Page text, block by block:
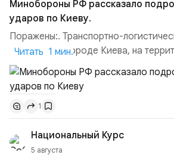
Минобороны РФ рассказало
ударов по Киеву.
Поражены:. Транспортно-
Чайка» в пригороде Киева, на
осуществлялось хранение, сборка а
прилегающего полевого аэродром
дальнобойных БПЛА ВСУ; Складские
«Транс-Логистик» в Оболонском
использовавшиеся для хранения
имущества ВСУ; Сортировочны...
Читать 1 мин.
1
Национальный Курс
5 августа